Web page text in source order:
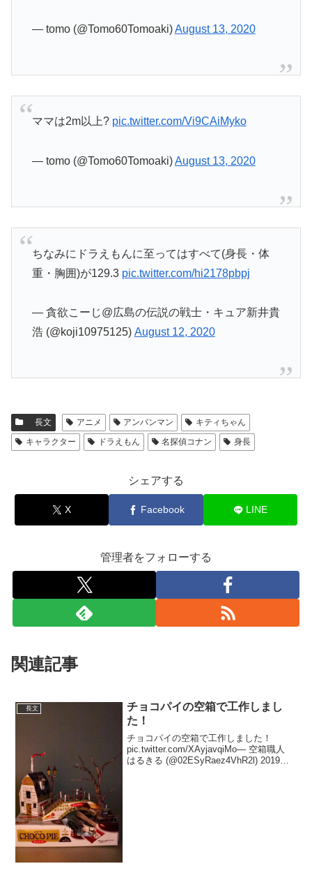
— tomo (@Tomo60Tomoaki)August 13, 2020
ママは2m以上? pic.twitter.com/Vi9CAiMyko
— tomo (@Tomo60Tomoaki)August 13, 2020
ちなみにドラえもんに至ってはすべて(身長・体
重・胸囲)が129.3 pic.twitter.com/hi2178pbpj
— 貪欲こーじ@広島の伝説の戦士・キュア新井貴
浩 (@koji10975125) August 12, 2020
長文 アニメ アンパンマン
キティちゃん
キャラクター
ドラえもん 名探偵コナン 身長
シェアする
X Facebook LINE
管理者をフォローする
関連記事
長文
チョコパイの空箱で工作しまし
た！
チョコパイの空箱で工作しました！
pic.twitter.com/XAyjavqiMo— 空箱職人
はるきる (@02ESyRaez4VhR2l) 2019年4